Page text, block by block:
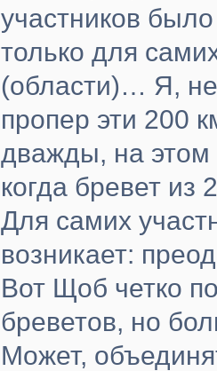
участников
только для
(области)… Я,
пропер эти 200
дважды, на
когда бревет
Для самих
возникает:
Вот Щоб четко
бреветов, но
Может,